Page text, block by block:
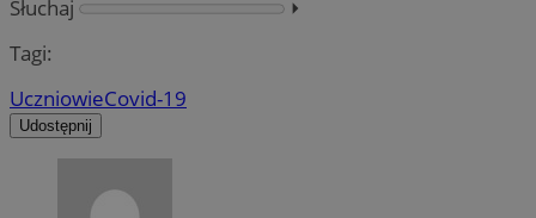
Słuchaj
⏵︎
Tagi:
UczniowieCovid-19
Udostępnij